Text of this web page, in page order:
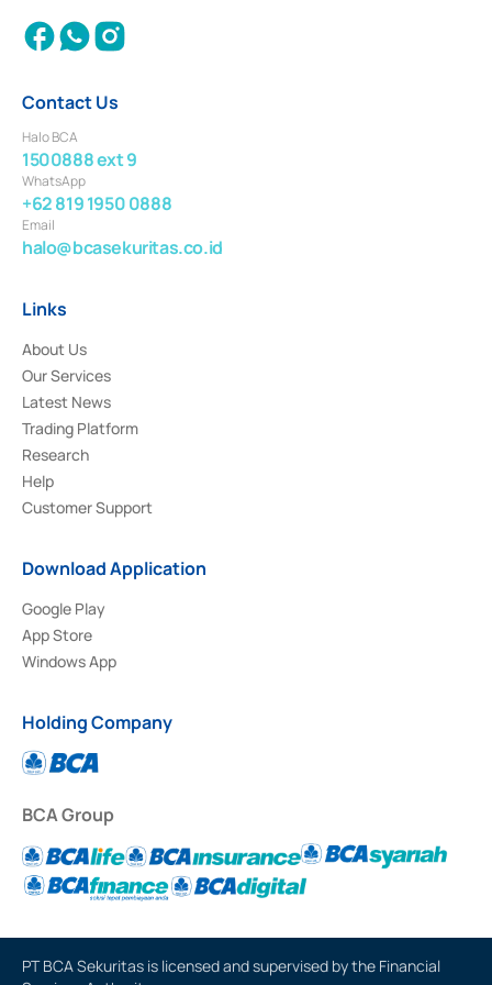
Contact Us
Halo BCA
1500888 ext 9
WhatsApp
+62 819 1950 0888
Email
halo@bcasekuritas.co.id
Links
About Us
Our Services
Latest News
Trading Platform
Research
Help
Customer Support
Download Application
Google Play
App Store
Windows App
Holding Company
BCA Group
PT BCA Sekuritas is licensed and supervised by the Financial